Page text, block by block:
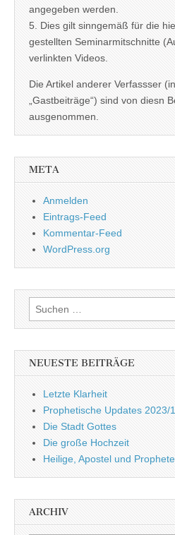
angegeben werden.
5. Dies gilt sinngemäß für die
gestellten Seminarmitschnitte
verlinkten Videos.
Die Artikel anderer Verfassser
„Gastbeiträge“) sind von diesn
ausgenommen.
META
Anmelden
Eintrags-Feed
Kommentar-Feed
WordPress.org
Suchen
nach:
NEUESTE BEITRÄGE
Letzte Klarheit
Prophetische Updates 2023/1
Die Stadt Gottes
Die große Hochzeit
Heilige, Apostel und
ARCHIV